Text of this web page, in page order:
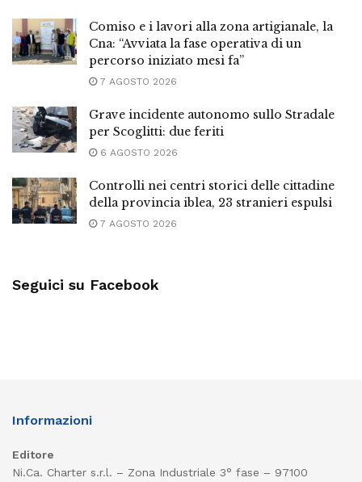
Comiso e i lavori alla zona artigianale, la
Cna: “Avviata la fase operativa di un
percorso iniziato mesi fa”
7 AGOSTO 2026
Grave incidente autonomo sullo Stradale
per Scoglitti: due feriti
6 AGOSTO 2026
Controlli nei centri storici delle cittadine
della provincia iblea, 23 stranieri espulsi
7 AGOSTO 2026
Seguici su Facebook
Informazioni
Editore
Ni.Ca. Charter s.r.l. – Zona Industriale 3° fase – 97100